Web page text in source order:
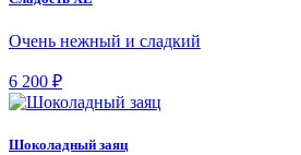
Очень нежный и сладкий
6 200 ₽
Шоколадный заяц